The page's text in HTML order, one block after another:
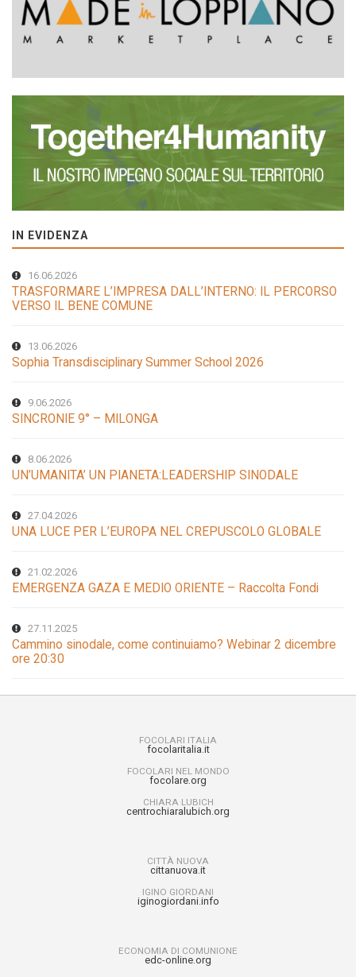
IN EVIDENZA
16.06.2026
TRASFORMARE L’IMPRESA DALL’INTERNO: IL PERCORSO
VERSO IL BENE COMUNE
13.06.2026
Sophia Transdisciplinary Summer School 2026
9.06.2026
SINCRONIE 9° – MILONGA
8.06.2026
UN’UMANITA’ UN PIANETA:LEADERSHIP SINODALE
27.04.2026
UNA LUCE PER L’EUROPA NEL CREPUSCOLO GLOBALE
21.02.2026
EMERGENZA GAZA E MEDIO ORIENTE – Raccolta Fondi
27.11.2025
Cammino sinodale, come continuiamo? Webinar 2 dicembre
ore 20:30
FOCOLARI ITALIA
focolaritalia.it
FOCOLARI NEL MONDO
focolare.org
CHIARA LUBICH
centrochiaralubich.org
CITTÀ NUOVA
cittanuova.it
IGINO GIORDANI
iginogiordani.info
ECONOMIA DI COMUNIONE
edc-online.org